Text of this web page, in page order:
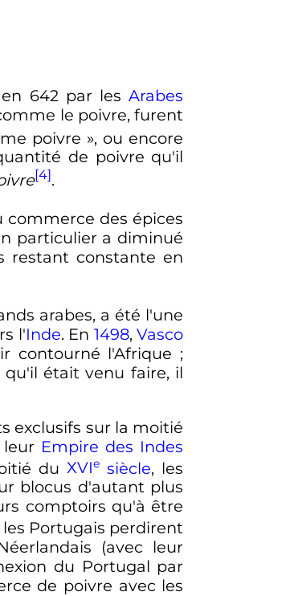
en 642 par lesArabes
le poivre, furent
poivre », ou encore
de poivre qu'il
[4].
commerce des épices
particulier a diminué
restant constante en
arabes, a été l'une
l'Inde. En 1498,Vasco
contourné l'Afrique ;
était venu faire, il
exclusifs sur la moitié
Empire des Indes
duXVIe siècle, les
blocus d'autant plus
comptoirs qu'à être
les Portugais perdirent
(avec leur
du Portugal par
de poivre avec les